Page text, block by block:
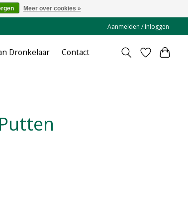
Aanmelden / Inloggen
Dronkelaar Contact
Meer over cookies »